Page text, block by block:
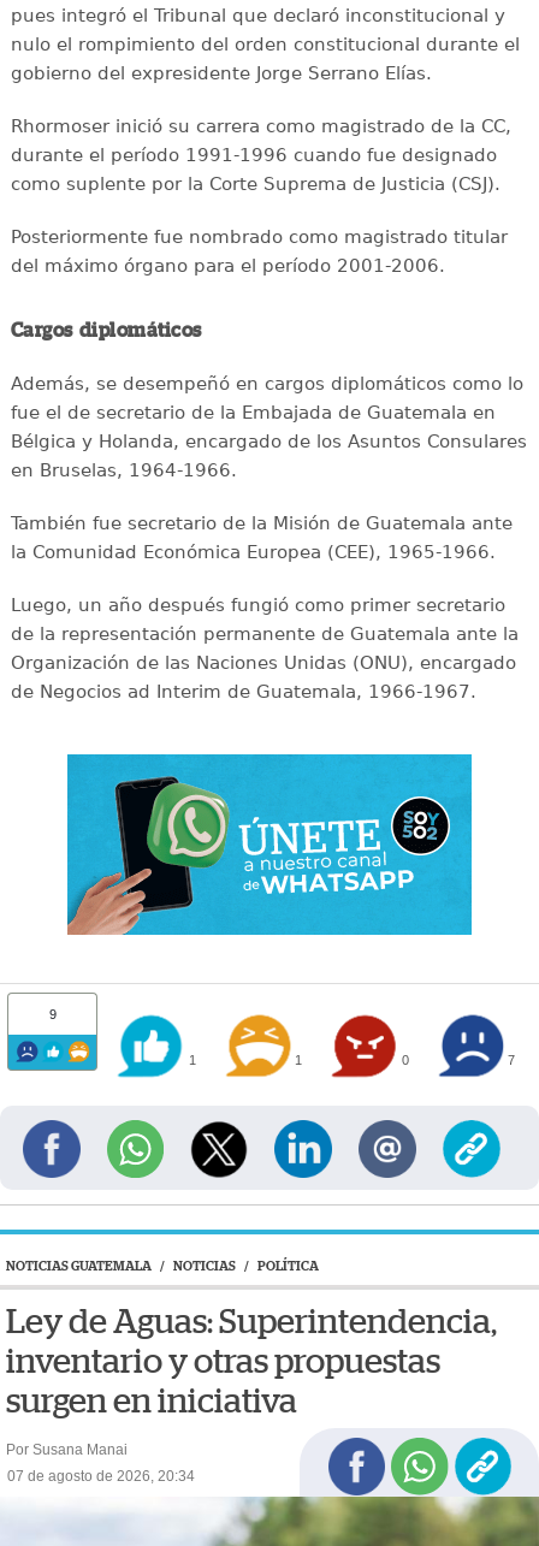
pues integró el Tribunal que declaró inconstitucional y
nulo el rompimiento del orden constitucional durante el
gobierno del expresidente Jorge Serrano Elías.
Rhormoser inició su carrera como magistrado de la CC,
durante el período 1991-1996 cuando fue designado
como suplente por la Corte Suprema de Justicia (CSJ).
Posteriormente fue nombrado como magistrado titular
del máximo órgano para el período 2001-2006.
Cargos diplomáticos
Además, se desempeñó en cargos diplomáticos como lo
fue el de secretario de la Embajada de Guatemala en
Bélgica y Holanda, encargado de los Asuntos Consulares
en Bruselas, 1964-1966.
También fue secretario de la Misión de Guatemala ante
la Comunidad Económica Europea (CEE), 1965-1966.
Luego, un año después fungió como primer secretario
de la representación permanente de Guatemala ante la
Organización de las Naciones Unidas (ONU), encargado
de Negocios ad Interim de Guatemala, 1966-1967.
9
1 1 0 7
NOTICIAS GUATEMALA / NOTICIAS / POLÍTICA
Ley de Aguas: Superintendencia,
inventario y otras propuestas
surgen en iniciativa
Por Susana Manai
07 de agosto de 2026, 20:34